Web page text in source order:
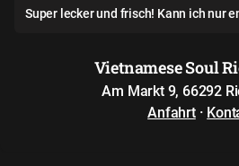
Super lecker und frisch! Kann ich nur
Vietnamese Soul
Am Markt 9, 66292
Anfahrt·